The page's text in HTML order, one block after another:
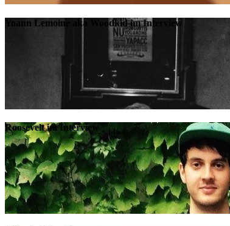
Yoann Lemoine aka Woodkid im Interview
Roosevelt im Interview